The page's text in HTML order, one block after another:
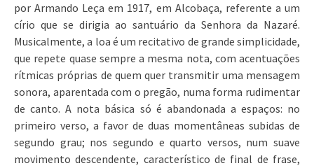
por Armando Leça em 1917, em Alcobaça, referente a um
círio que se dirigia ao santuário da Senhora da Nazaré.
Musicalmente, a loa é um recitativo de grande simplicidade,
que repete quase sempre a mesma nota, com acentuações
rítmicas próprias de quem quer transmitir uma mensagem
sonora, aparentada com o pregão, numa forma rudimentar
de canto. A nota básica só é abandonada a espaços: no
primeiro verso, a favor de duas momentâneas subidas de
segundo grau; nos segundo e quarto versos, num suave
movimento descendente, característico de final de frase,